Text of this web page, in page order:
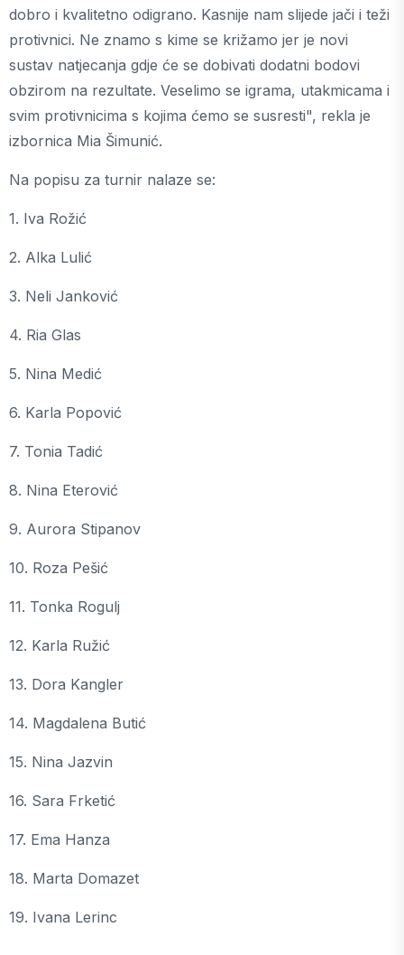
dobro i kvalitetno odigrano. Kasnije nam slijede jači i teži
protivnici. Ne znamo s kime se križamo jer je novi
sustav natjecanja gdje će se dobivati dodatni bodovi
obzirom na rezultate. Veselimo se igrama, utakmicama i
svim protivnicima s kojima ćemo se susresti", rekla je
izbornica Mia Šimunić.
Na popisu za turnir nalaze se:
1. Iva Rožić
2. Alka Lulić
3. Neli Janković
4. Ria Glas
5. Nina Medić
6. Karla Popović
7. Tonia Tadić
8. Nina Eterović
9. Aurora Stipanov
10. Roza Pešić
11. Tonka Rogulj
12. Karla Ružić
13. Dora Kangler
14. Magdalena Butić
15. Nina Jazvin
16. Sara Frketić
17. Ema Hanza
18. Marta Domazet
19. Ivana Lerinc